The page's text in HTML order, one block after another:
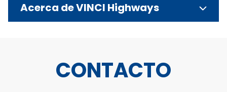
Acerca de VINCI Highways
CONTACTO